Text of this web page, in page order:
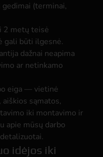
gedimai (terminai,
2 metų teisė
gali būti ilgesnė.
dažnai neapima
ar netinkamo
eiga — vietinė
sąmatos,
iki montavimo ir
apie mūsų darbo
idėjos iki